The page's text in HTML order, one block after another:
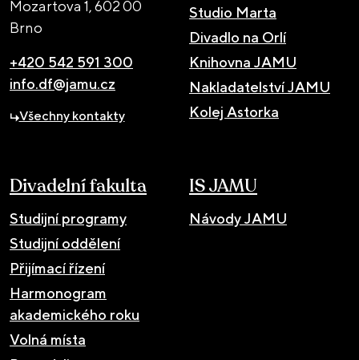
Mozartova 1,602 00
Brno
+420 542 591 300
info.df@jamu.cz
Všechny kontakty
Studio Marta
Divadlo na Orlí
Knihovna JAMU
Nakladatelství JAMU
Kolej Astorka
Divadelní fakulta
Studijní programy
Studijní oddělení
Přijímací řízení
Harmonogram
akademického roku
Volná místa
IS JAMU
Návody JAMU